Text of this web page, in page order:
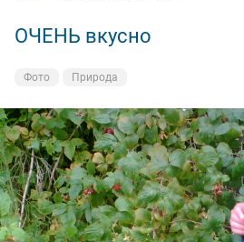
ОЧЕНЬ вкусно
Фото Природа